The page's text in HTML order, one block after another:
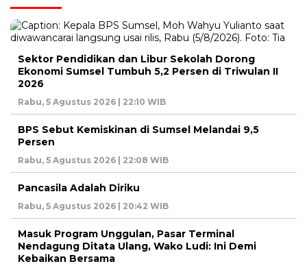
Sektor Pendidikan dan Libur Sekolah Dorong
Ekonomi Sumsel Tumbuh 5,2 Persen di Triwulan II
2026
Rabu, 5 Agustus 2026 | 22:10 WIB
BPS Sebut Kemiskinan di Sumsel Melandai 9,5
Persen
Rabu, 5 Agustus 2026 | 22:08 WIB
Pancasila Adalah Diriku
Rabu, 5 Agustus 2026 | 20:42 WIB
Masuk Program Unggulan, Pasar Terminal
Nendagung Ditata Ulang, Wako Ludi: Ini Demi
Kebaikan Bersama